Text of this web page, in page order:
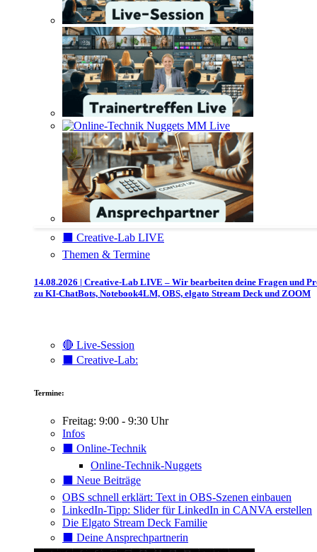
⬛️ Creative-Lab LIVE
Themen & Termine
14.08.2026 | Creative-Lab LIVE – Wir bearbeiten deine Fragen und
zu KI-ChatBots, Notebook4LM, OBS, elgato Stream Deck und ZOOM
🔴 Live-Session
⬛️ Creative-Lab:
Termine:
Freitag: 9:00 - 9:30 Uhr
Infos
⬛️ Online-Technik
Online-Technik-Nuggets
⬛️ Neue Beiträge
OBS schnell erklärt: Text in OBS-Szenen einbauen
LinkedIn-Tipp: Slider für LinkedIn in CANVA erstellen
Die Elgato Stream Deck Familie
⬛️ Deine Ansprechpartnerin